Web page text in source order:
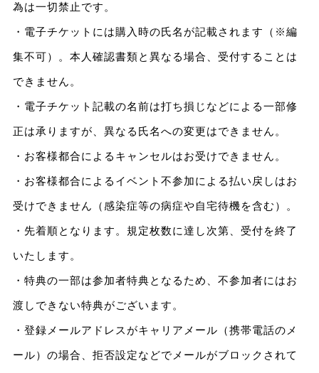
為は一切禁止です。
・電子チケットには購入時の氏名が記載されます（※編
集不可）。本人確認書類と異なる場合、受付することは
できません。
・電子チケット記載の名前は打ち損じなどによる一部修
正は承りますが、異なる氏名への変更はできません。
・お客様都合によるキャンセルはお受けできません。
・お客様都合によるイベント不参加による払い戻しはお
受けできません（感染症等の病症や自宅待機を含む）。
・先着順となります。規定枚数に達し次第、受付を終了
いたします。
・特典の一部は参加者特典となるため、不参加者にはお
渡しできない特典がございます。
・登録メールアドレスがキャリアメール（携帯電話のメ
ール）の場合、拒否設定などでメールがブロックされて